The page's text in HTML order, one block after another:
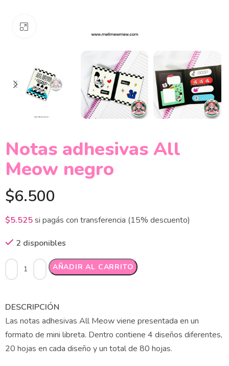
Notas adhesivas All
Meow negro
$6.500
$5.525si pagás con transferencia (15% descuento)
2 disponibles
AÑADIR AL CARRITO
Alternative:
DESCRIPCIÓN
Las notas adhesivas All Meow viene presentada en un
formato de mini libreta. Dentro contiene 4 diseños diferentes,
20 hojas en cada diseño y un total de 80 hojas.